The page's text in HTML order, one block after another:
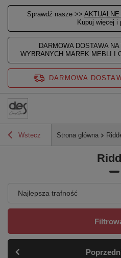
Sprawdź nasze >>
Kupuj więcej i
DARMOWA DOSTAWA
WYBRANYCH MAREK MEBLI I
DARMOWA
Wstecz Strona główna
Najlepsza trafność